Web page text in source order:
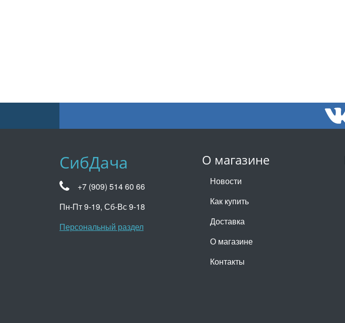
О магазине
Новости
Как купить
Доставка
О магазине
Контакты
СибДача
+7 (909) 514 60 66
Пн-Пт 9-19, Сб-Вс 9-18
Персональный раздел